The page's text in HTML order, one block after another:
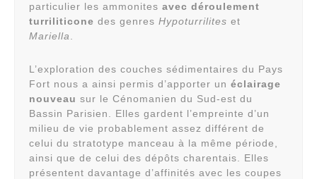
particulier les ammonites avec déroulement
turriliticone des genres Hypoturrilites et
Mariella
L’exploration des couches sédimentaires du Pays
Fort nous a ainsi permis d’apporter un éclairage
nouveau sur le Cénomanien du Sud-est du
Bassin Parisien. Elles gardent l’empreinte d’un
milieu de vie probablement assez différent de
celui du stratotype manceau à la même période,
ainsi que de celui des dépôts charentais. Elles
présentent davantage d’affinités avec les coupes